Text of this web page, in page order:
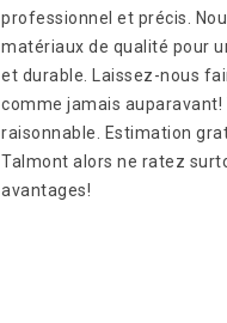
professionnel et précis.
matériaux de qualité pour
et durable. Laissez-nous
comme jamais auparavant!
raisonnable. Estimation
Talmont alors ne ratez
avantages!